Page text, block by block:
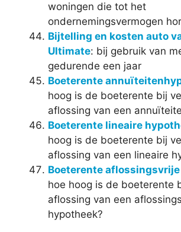
woningen die tot het
ondernemingsvermogen
Bijtelling en kosten auto
Ultimate: bij gebruik van
gedurende een jaar
Boeterente
hoog is de boeterente bij
aflossing van een
Boeterente lineaire
hoog is de boeterente bij
aflossing van een lineaire
Boeterente
hoe hoog is de boeterente
aflossing van een
hypotheek?